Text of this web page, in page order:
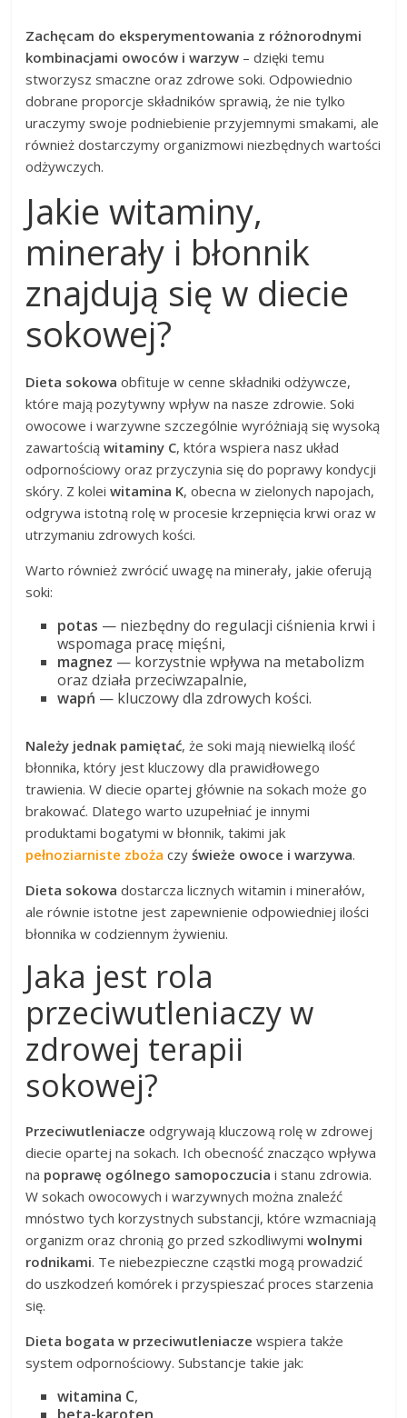
Zachęcam do eksperymentowania z różnorodnymi
kombinacjami owoców i warzyw – dzięki temu
stworzysz smaczne oraz zdrowe soki. Odpowiednio
dobrane proporcje składników sprawią, że nie tylko
uraczymy swoje podniebienie przyjemnymi smakami, ale
również dostarczymy organizmowi niezbędnych wartości
odżywczych.
Jakie witaminy,
minerały i błonnik
znajdują się w diecie
sokowej?
Dieta sokowa obfituje w cenne składniki odżywcze,
które mają pozytywny wpływ na nasze zdrowie. Soki
owocowe i warzywne szczególnie wyróżniają się wysoką
zawartościąwitaminy C, która wspiera nasz układ
odpornościowy oraz przyczynia się do poprawy kondycji
skóry. Z koleiwitamina K, obecna w zielonych napojach,
odgrywa istotną rolę w procesie krzepnięcia krwi oraz w
utrzymaniu zdrowych kości.
Warto również zwrócić uwagę na minerały, jakie oferują
soki:
potas — niezbędny do regulacji ciśnienia krwi i
wspomaga pracę mięśni,
magnez — korzystnie wpływa na metabolizm
oraz działa przeciwzapalnie,
wapń — kluczowy dla zdrowych kości.
Należy jednak pamiętać, że soki mają niewielką ilość
błonnika, który jest kluczowy dla prawidłowego
trawienia. W diecie opartej głównie na sokach może go
brakować. Dlatego warto uzupełniać je innymi
produktami bogatymi w błonnik, takimi jak
pełnoziarniste zboża czyświeże owoce i warzywa.
Dieta sokowa dostarcza licznych witamin i minerałów,
ale równie istotne jest zapewnienie odpowiedniej ilości
błonnika w codziennym żywieniu.
Jaka jest rola
przeciwutleniaczy w
zdrowej terapii
sokowej?
Przeciwutleniacze odgrywają kluczową rolę w zdrowej
diecie opartej na sokach. Ich obecność znacząco wpływa
na poprawę ogólnego samopoczucia i stanu zdrowia.
W sokach owocowych i warzywnych można znaleźć
mnóstwo tych korzystnych substancji, które wzmacniają
organizm oraz chronią go przed szkodliwymiwolnymi
rodnikami. Te niebezpieczne cząstki mogą prowadzić
do uszkodzeń komórek i przyspieszać proces starzenia
się.
Dieta bogata w przeciwutleniacze wspiera także
system odpornościowy. Substancje takie jak:
witamina C,